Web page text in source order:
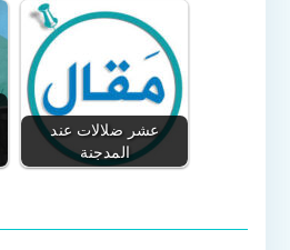
عشر ضلالات عند
المدجنة